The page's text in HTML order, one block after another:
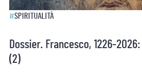
#SPIRITUALITÀ
Dossier. Francesco, 1226-
(2)